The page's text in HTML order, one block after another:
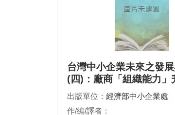
台灣中小企業未來之發
(四)：廠商「組織能力」
出版單位： 經濟部中小企業處
作/編/譯者：